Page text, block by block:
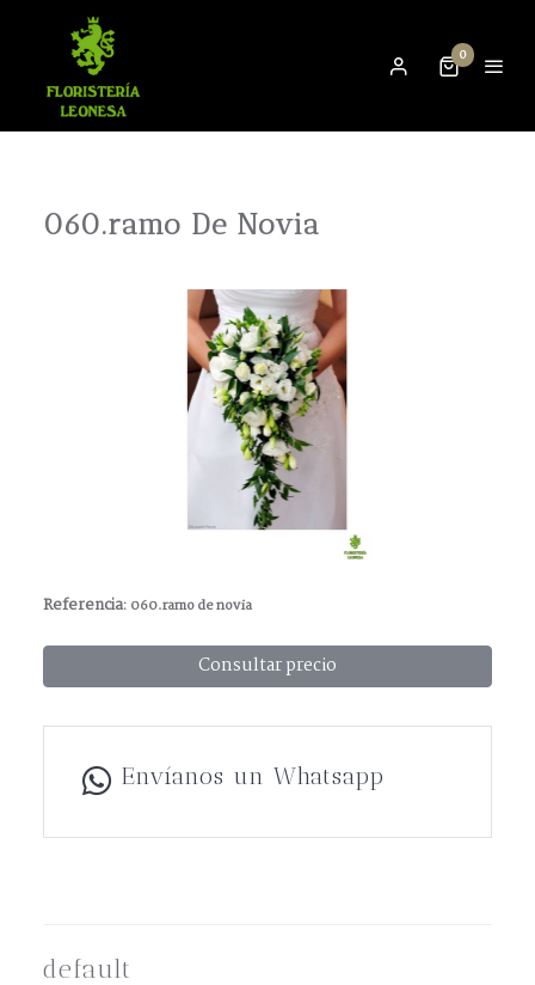
0
060.ramo De Novia
Referencia: 060.ramo de novia
Consultar precio
Envíanos un Whatsapp
default